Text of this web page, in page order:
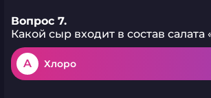
Вопрос 7.
Какой сыр входит в состав салата
A Хлоро